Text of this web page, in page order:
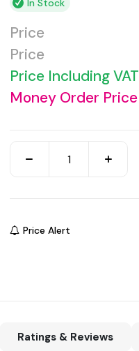
In Stock
Price
Price
Price Including VAT
Money Order Price
Price Alert
Ratings & Reviews